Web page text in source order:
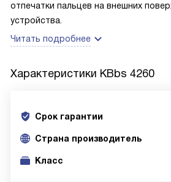
отпечатки пальцев на внешних
устройства.
Читать подробнее
Характеристики KBbs 4260
Срок гарантии
Cтрана производитель
Класс